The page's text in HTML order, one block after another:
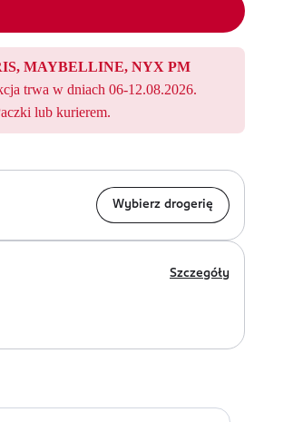
MAYBELLINE, NYX PM
trwa w dniach 06-12.08.2026.
lub kurierem.
Wybierz drogerię
Szczegóły